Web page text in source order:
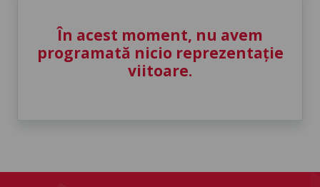
În acest moment, nu avem
programată nicio reprezentație
viitoare.